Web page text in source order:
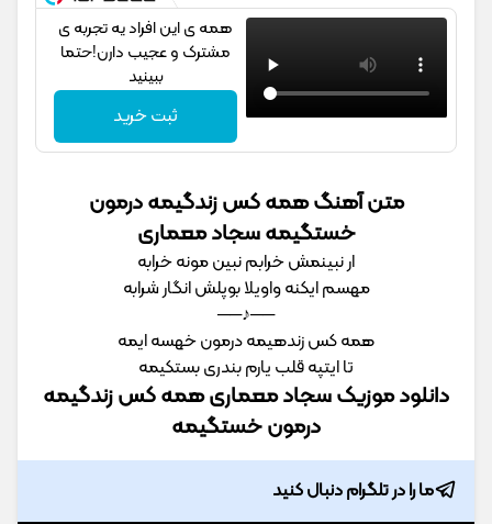
همه ی این افراد یه تجربه ی
مشترک و عجیب دارن!حتما
ببینید
ثبت خرید
متن آهنگ همه کس زندگیمه درمون
خستگیمه سجاد معماری
ار ﻧﺒﻴﻨﻤﺶ ﺧﺮاﺑﻢ ﻧﺒﻴﻦ ﻣﻮﻧﻪ ﺧﺮاﺑﻪ
ﻣﻬﺴﻢ اﻳﻜﻨﻪ واوﻳﻠﺎ ﺑﻮﭘﻠﺶ اﻧﮕﺎر ﺷﺮاﺑﻪ
──♪──
ﻫﻤﻪ ﻛﺲ زﻧﺪﻫﻴﻤﻪ درﻣﻮن ﺧﻬﺴﻪ اﻳﻤﻪ
ﺗﺎ اﻳﺘﭙﻪ ﻗﻠﺐ ﻳﺎرم ﺑﻨﺪری ﺑﺴﺘﻜﻴﻤﻪ
دانلود موزیک سجاد معماری همه کس زندگیمه
درمون خستگیمه
ما را در تلگرام دنبال کنید